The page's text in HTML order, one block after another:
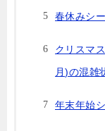
春休みシ
クリスマ
月)の混雑
年末年始